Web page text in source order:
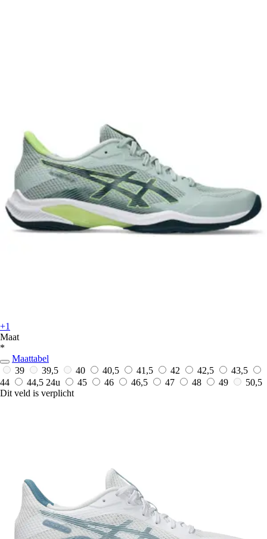
+1
Maat
*
Maattabel
39
39,5 40 40,5 41,5 42 42,5
43,5
44
44,5 24u 45 46 46,5 47 48 49
50,5
Dit veld is verplicht